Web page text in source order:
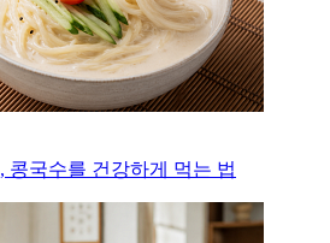
콩국수를 건강하게 먹는 법